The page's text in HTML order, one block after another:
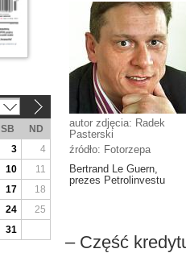
autor zdjęcia: Radek
Pasterski
źródło: Fotorzepa
Bertrand Le Guern,
prezes Petrolinvestu
– Część
SB
ND
3
4
10
11
17
18
24
25
31